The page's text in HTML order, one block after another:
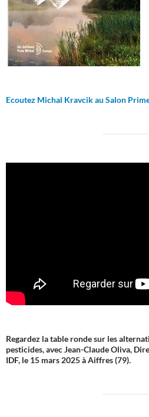
Ecoutez Michal Kravcik au Salon
Regardez la table ronde sur les
pesticides, avec Jean-Claude Oliva,
IDF, le 15 mars 2025 à Aiffres (79).